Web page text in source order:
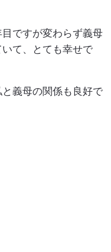
ですが変わらず義母
て、とても幸せで
義母の関係も良好で